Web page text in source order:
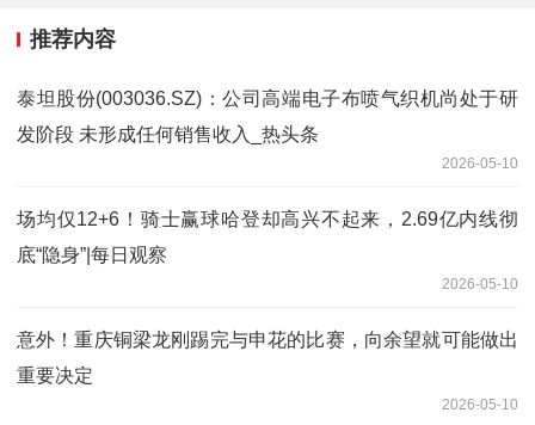
推荐内容
泰坦股份(003036.SZ)：公司高端电子布喷气织机尚处于研
发阶段 未形成任何销售收入_热头条
2026-05-10
场均仅12+6！骑士赢球哈登却高兴不起来，2.69亿内线彻
底“隐身”|每日观察
2026-05-10
意外！重庆铜梁龙刚踢完与申花的比赛，向余望就可能做出
重要决定
2026-05-10